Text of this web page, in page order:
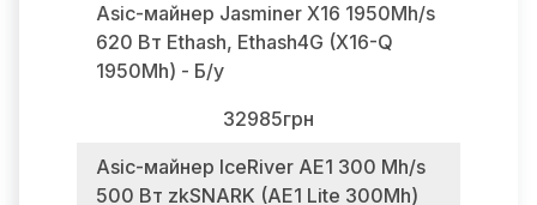
Asic-майнер Jasminer X16 1950Mh/s
620 Вт Ethash, Ethash4G (X16-Q
1950Mh) - Б/у
32985грн
Asic-майнер IceRiver AE1 300 Mh/s
500 Вт zkSNARK (AE1 Lite 300Mh)